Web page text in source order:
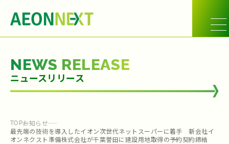
NEWS RELEASE
ニュースリリース
TOPお知らせ
最先端の技術を導入したイオン次世代ネットスーパーに着手 新会社イ
オンネクスト準備株式会社が千葉誉田に建設用地取得の予約契約締結